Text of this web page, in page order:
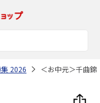
2026 ＜お中元＞千曲